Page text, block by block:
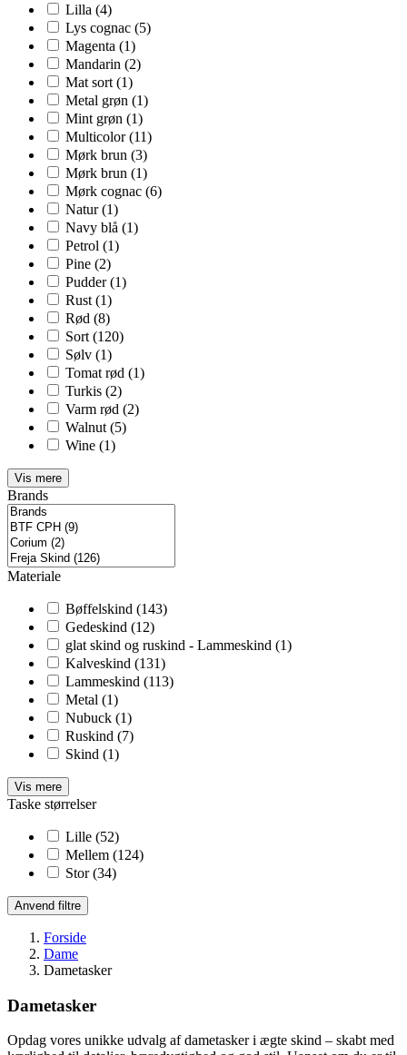
Lilla (4)
Lys cognac (5)
Magenta (1)
Mandarin (2)
Mat sort (1)
Metal grøn (1)
Mint grøn (1)
Multicolor (11)
Mørk brun (3)
Mørk brun (1)
Mørk cognac (6)
Natur (1)
Navy blå (1)
Petrol (1)
Pine (2)
Pudder (1)
Rust (1)
Rød (8)
Sort (120)
Sølv (1)
Tomat rød (1)
Turkis (2)
Varm rød (2)
Walnut (5)
Wine (1)
Vis mere
Brands
Materiale
Bøffelskind (143)
Gedeskind (12)
glat skind og ruskind - Lammeskind (1)
Kalveskind (131)
Lammeskind (113)
Metal (1)
Nubuck (1)
Ruskind (7)
Skind (1)
Vis mere
Taske størrelser
Lille (52)
Mellem (124)
Stor (34)
Anvend filtre
Forside
Dame
Dametasker
Dametasker
Opdag vores unikke udvalg af dametasker i ægte skind – skabt med